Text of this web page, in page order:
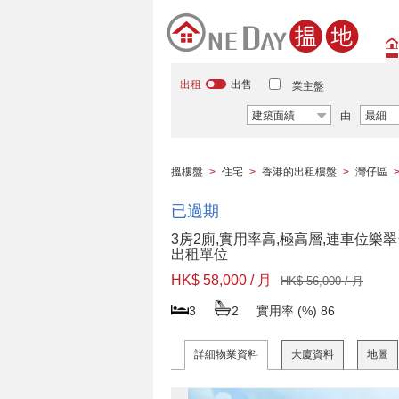
出租 出售 業主盤
建築面績 由 最細
搵樓盤 > 住宅 > 香港的出租樓盤 > 灣仔區 >
已過期
3房2廁,實用率高,極高層,連車位樂
出租單位
HK$ 58,000 / 月
HK$ 56,000 / 月
3 2 實用率 (%) 86
詳細物業資料 大廈資料 地圖